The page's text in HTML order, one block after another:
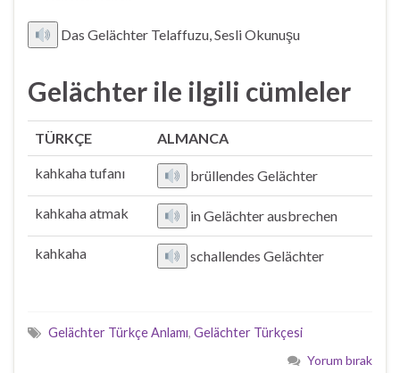
Das Gelächter Telaffuzu, Sesli Okunuşu
Gelächter ile ilgili cümleler
TÜRKÇE ALMANCA
kahkaha tufanı brüllendes Gelächter
kahkaha atmak in Gelächter ausbrechen
kahkaha schallendes Gelächter
Gelächter Türkçe Anlamı, Gelächter Türkçesi
Yorum bırak